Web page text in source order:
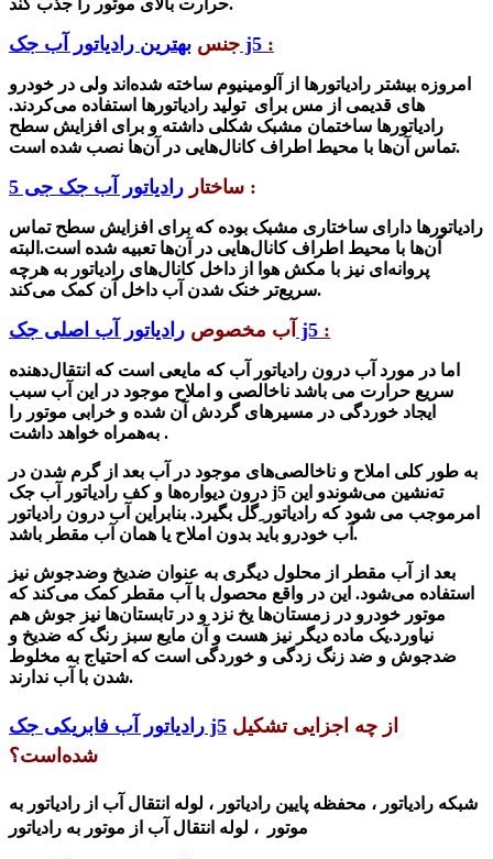
حرارت بالای موتور را جذب کند.
جنس بهترین رادیاتور آب جک j5 :
امروزه بیشتر رادیاتورها از آلومینیوم ساخته شده‌اند ولی در خودرو
های قدیمی از مس برای تولید رادیاتورها استفاده می‌کردند.
رادیاتورها ساختمان مشبک شکلی داشته و برای افزایش سطح
تماس آن‌ها با محیط اطراف کانال‌هایی در آن‌ها نصب شده است.
ساختار رادیاتور آب جک جی 5 :
رادیاتورها دارای ساختاری مشبک بوده که برای افزایش سطح تماس
آن‌ها با محیط اطراف کانال‌هایی در آن‌ها تعبیه شده است. البته
پروانه‌ای نیز با مکش هوا از داخل کانال‌های رادیاتور به هرچه
سریع‌تر خنک شدن آب داخل آن کمک می‌کند.
آب مخصوص رادیاتور آب اصلی جک j5 :
اما در مورد آب درون رادیاتور آب که مایعی است که انتقال‌دهنده
سریع حرارت می باشد ناخالصی و املاح موجود در این آب سبب
ایجاد خوردگی در مسیرهای گردش آن شده و خرابی موتور را
به‌همراه خواهد داشت .
به طور کلی املاح و ناخالصی‌های موجود در آب بعد از گرم شدن در
درون دیواره‌ها و کف رادیاتور آب جک j5
امرموجب می شود که رادیاتور ِگل بگیرد. بنابراین آب درون رادیاتور
آب خودرو باید بدون املاح یا همان آب مقطر باشد.
بعد از آب مقطر از محلول دیگری به عنوان ضدیخ وضدجوش نیز
استفاده می‌شود. این در واقع محصول با آب مقطر کمک می‌کند که
موتور خودرو در زمستان‌ها یخ نزد و در تابستان‌ها نیز جوش هم
نیاورد.یک ماده دیگر نیز هست و آن مایع سبز رنگ که ضدیخ و
ضدجوش و ضد زنگ زدگی و خوردگی است که احتیاج به مخلوط
شدن با آب ندارند.
رادیاتور آب فابریکی جک j5
شده‌است؟
شبکه رادیاتور ، محفظه پایین رادیاتور ، لوله انتقال آب از رادیاتور به
موتور ، لوله انتقال آب از موتور به رادیاتور